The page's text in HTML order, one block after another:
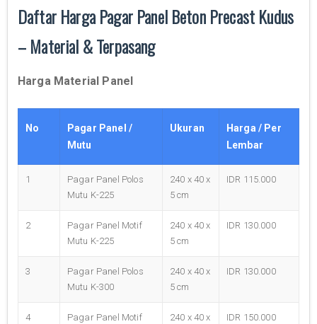
Daftar Harga Pagar Panel Beton Precast Kudus
– Material & Terpasang
Harga Material Panel
No
Pagar Panel /
Mutu
Ukuran
Harga / Per
Lembar
1
Pagar Panel Polos
Mutu K-225
240 x 40 x
5 cm
IDR 115.000
2
Pagar Panel Motif
Mutu K-225
240 x 40 x
5 cm
IDR 130.000
3
Pagar Panel Polos
Mutu K-300
240 x 40 x
5 cm
IDR 130.000
4
Pagar Panel Motif
240 x 40 x
IDR 150.000